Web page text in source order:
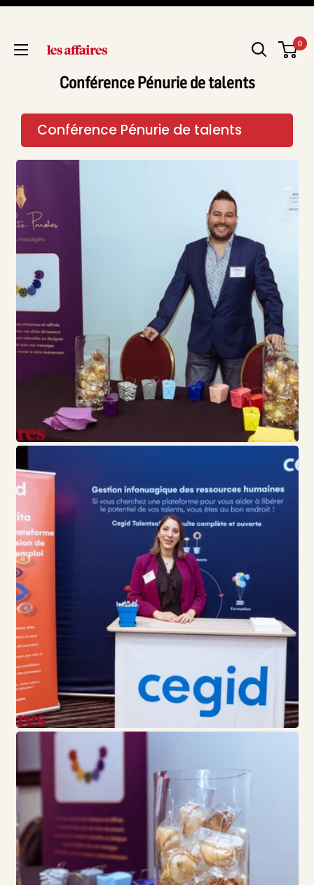
0
Conférence Pénurie de talents
Conférence Pénurie de talents